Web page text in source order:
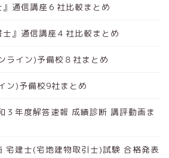
通信講座６社比較まとめ
』通信講座４社比較まとめ
ライン)予備校８社まとめ
ン)予備校9社まとめ
３年度解答速報 成績診断 講評動画ま
宅建士(宅地建物取引士)試験 合格発表